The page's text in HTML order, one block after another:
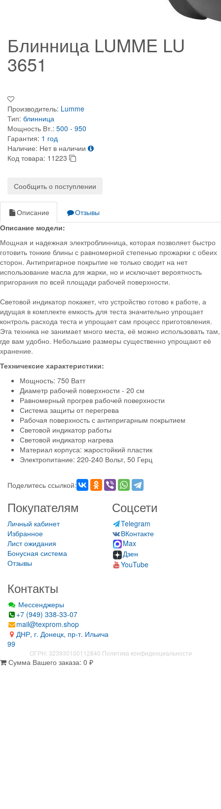
Блинница LUMME LU
3651
Производитель: Lumme
Тип: блинница
Мощность Вт.: 500 - 950
Гарантия: 1 год
Наличие: Нет в наличии
Код товара: 11223
Сообщить о поступлении
Описание
Отзывы
Описание модели:
Мощная и надежная электроблинница, которая позволяет быстро
готовить тонкие блины с равномерной степенью прожарки с обеих
сторон. Антипригарное покрытие не только сводит на нет
использование масла для жарки, но и исключает вероятность
пригорания по всей площади рабочей поверхности.
Световой индикатор покажет, что устройство готово к работе, а
идущая в комплекте емкость для теста значительно упрощает
контроль расхода теста и упрощает сам процесс приготовления.
Эта техника не занимает много места, её можно использовать там,
где вам удобно. Небольшие размеры существенно упрощают её
хранение.
Техничексие характеристики:
Мощность: 750 Ватт
Диаметр рабочей поверхности - 20 см
Равномерный прогрев рабочей поверхности
Система защиты от перегрева
Рабочая поверхность с антипригарным покрытием
Световой индикатор работы
Световой индикатор нагрева
Материал корпуса: жаростойкий пластик
Электропитание: 220-240 Вольт, 50 Герц
Поделитесь ссылкой:
Покупателям
Личный кабинет
Избранное
Лист ожидания
Бонусная система
Отзывы
Соцсети
Telegram
ВКонтакте
Max
Дзен
YouTube
Контакты
Мессенджеры
+7 (949) 338-33-07
mail@texprom.shop
ДНР, г. Донецк, пр-т. Ильича
99
ОГРН: 323930100112840 Политика конфиденциальности
Сумма Вашего заказа: 0 ₽